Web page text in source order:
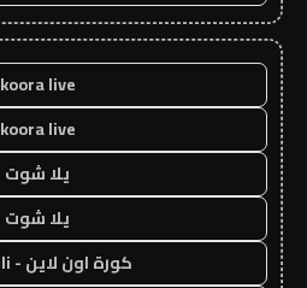
koora live
koora live
يلا شوت
يلا شوت
كورة اون لاين - kora onli